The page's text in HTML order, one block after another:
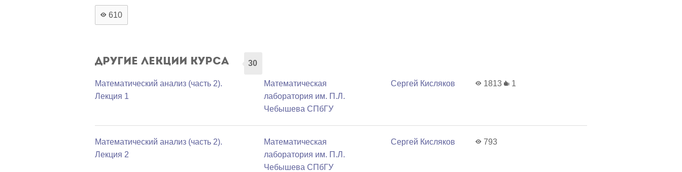
610
Другие лекции курса 30
Математический анализ (часть 2).
Лекция 1
Математичеcкая
лаборатория им. П.Л.
Чебышева СПбГУ
Сергей Кисляков 1813 1
Математический анализ (часть 2).
Лекция 2
Математичеcкая
лаборатория им. П.Л.
Чебышева СПбГУ
Сергей Кисляков 793